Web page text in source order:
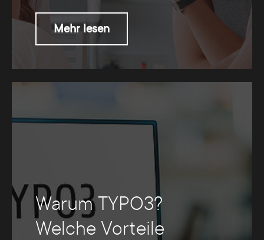
Mehr lesen
Warum TYPO3?
Welche Vorteile